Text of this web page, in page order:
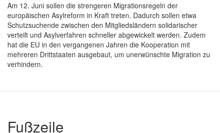
Am 12. Juni sollen die strengeren Migrationsregeln der
europäischen Asylreform in Kraft treten. Dadurch sollen etwa
Schutzsuchende zwischen den Mitgliedsländern solidarischer
verteilt und Asylverfahren schneller abgewickelt werden. Zudem
hat die EU in den vergangenen Jahren die Kooperation mit
mehreren Drittstaaten ausgebaut, um unerwünschte Migration zu
verhindern.
Fußzeile